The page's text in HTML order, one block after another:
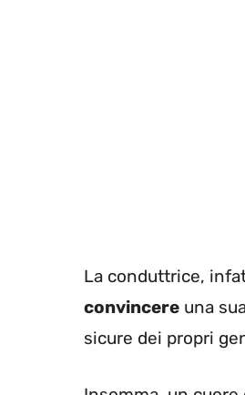
La conduttrice,
convincere una
sicure dei propri